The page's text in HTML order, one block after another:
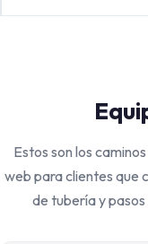
Estos son los
web para clientes que
de tubería y